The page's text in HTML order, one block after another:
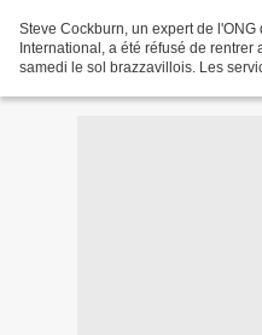
Steve Cockburn, un expert de
International, a été réfusé de rentrer
samedi le sol brazzavillois. Les